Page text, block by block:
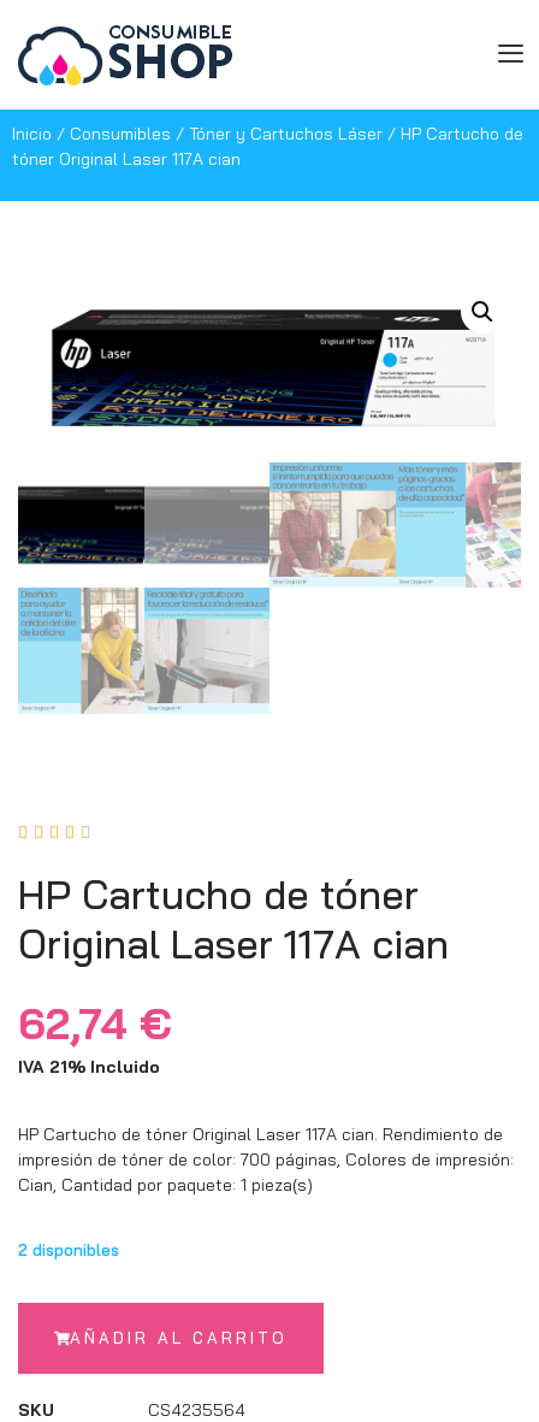
Inicio / Consumibles / Tóner y Cartuchos Láser / HP Cartucho de
tóner Original Laser 117A cian
    
HP Cartucho de tóner
Original Laser 117A cian
62,74 €
IVA 21% Incluido
HP Cartucho de tóner Original Laser 117A cian. Rendimiento de
impresión de tóner de color: 700 páginas, Colores de impresión:
Cian, Cantidad por paquete: 1 pieza(s)
2 disponibles
AÑADIR AL CARRITO
SKU
CS4235564